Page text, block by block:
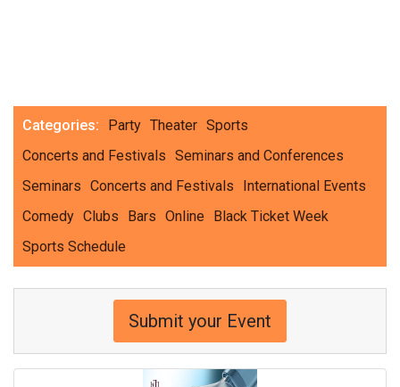
Categories: Party Theater Sports
Concerts and Festivals Seminars and Conferences
Seminars Concerts and Festivals
International Events
Comedy Clubs Bars Online
Black Ticket Week
Sports Schedule
Submit your Event